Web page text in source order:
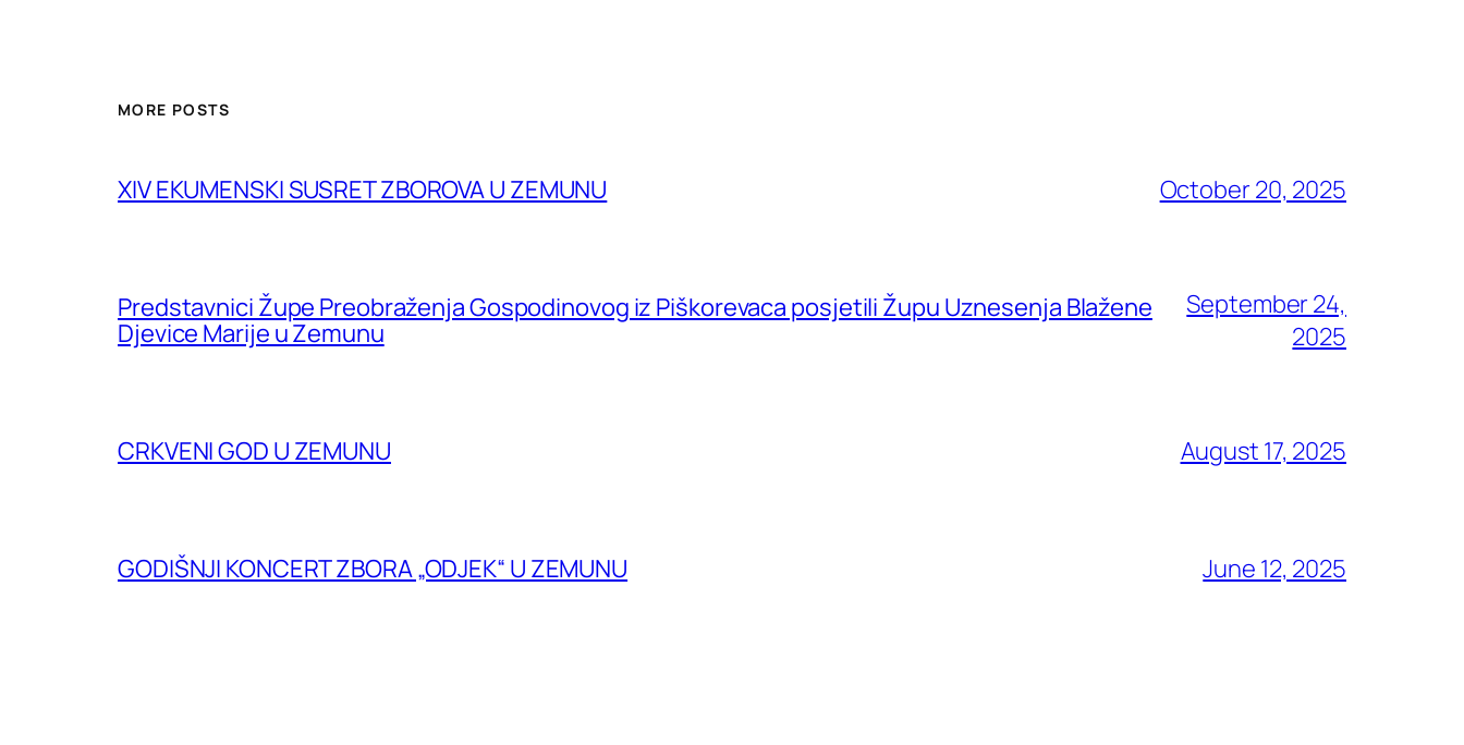
MORE POSTS
XIV EKUMENSKI SUSRET ZBOROVA U ZEMUNU October 20, 2025
Predstavnici Župe Preobraženja Gospodinovog iz Piškorevaca posjetili Župu Uznesenja Blažene
Djevice Marije u Zemunu
September 24,
2025
CRKVENI GOD U ZEMUNU August 17, 2025
GODIŠNJI KONCERT ZBORA „ODJEK“ U ZEMUNU June 12, 2025